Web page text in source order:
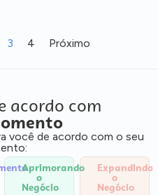
3 4 Próximo
acordo com
você de acordo com o seu
Aprimorando
o
Negócio
Expandindo
o
Negócio